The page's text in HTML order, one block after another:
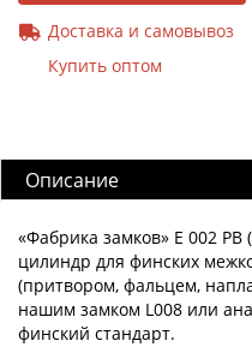
Доставка и самовывоз
Купить оптом
Описание
«Фабрика замков» E 002 PB
цилиндр для финских
(притвором, фальцем,
нашим замком L008 или
финский стандарт.